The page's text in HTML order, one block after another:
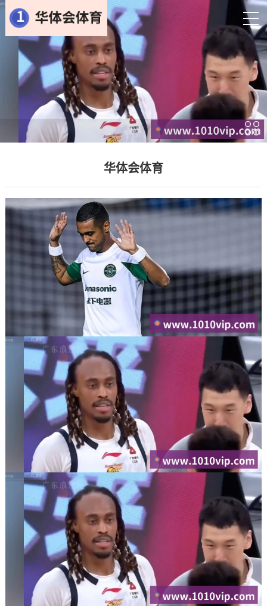
华体会体育